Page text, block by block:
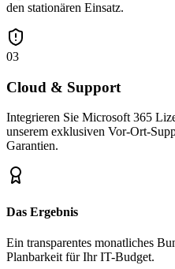
den stationären Einsatz.
03
Cloud & Support
Integrieren Sie Microsoft 365
unserem exklusiven Vor-Ort-
Garantien.
Das Ergebnis
Ein transparentes monatliches
Planbarkeit für Ihr IT-Budget.